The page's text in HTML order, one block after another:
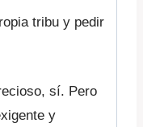
tribu y pedir
sí. Pero
y